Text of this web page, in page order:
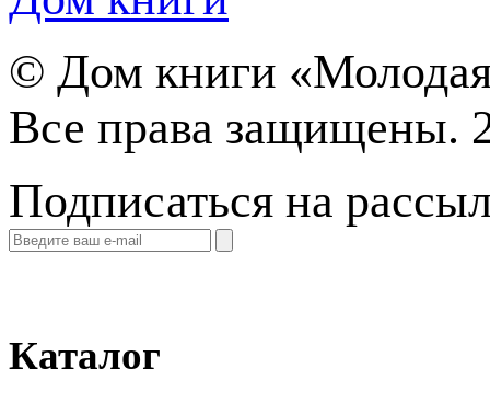
© Дом книги
Все права защищены.
Подписаться на
Каталог